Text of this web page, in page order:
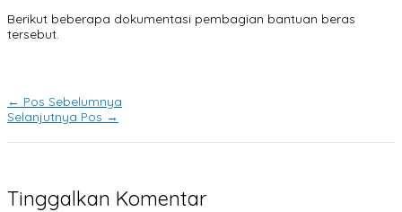
Berikut beberapa dokumentasi pembagian bantuan beras
tersebut.
← Pos Sebelumnya
Selanjutnya Pos →
Tinggalkan Komentar